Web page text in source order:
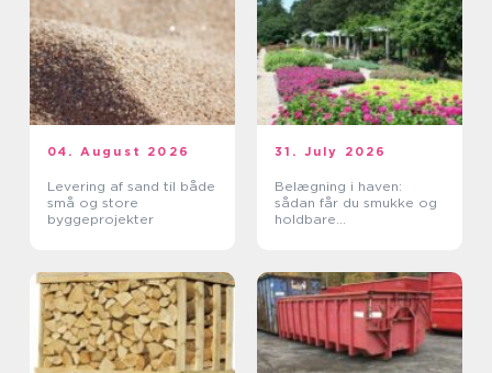
04. August 2026
Levering af sand til både
små og store
byggeprojekter
31. July 2026
Belægning i haven:
sådan får du smukke og
holdbare